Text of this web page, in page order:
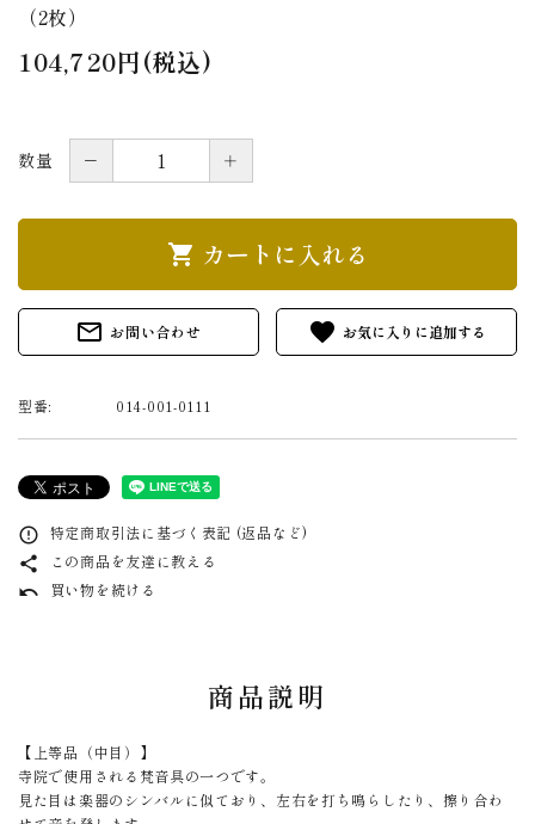
（2枚）
104,720円(税込)
数量 － ＋
shopping_cart カートに入れる
mail_outline お問い合わせ favorite
型番: 014-001-0111
error_outline 特定商取引法に基づく表記 (返品など)
share この商品を友達に教える
undo 買い物を続ける
商品説明
【上等品（中目）】
寺院で使用される梵音具の一つです。
見た目は楽器のシンバルに似ており、左右を打ち鳴らしたり、擦り合わ